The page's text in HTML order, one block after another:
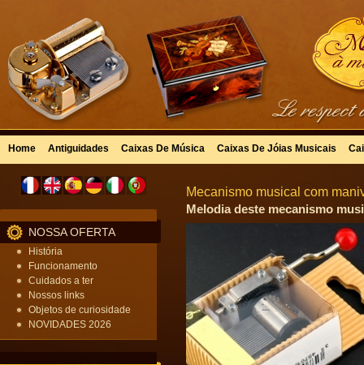
Home Antiguidades Caixas De Música Caixas De Jóias Musicais
NOSSA OFERTA
História
Funcionamento
Cuidados a ter
Nossos links
Objetos de curiosidade
NOVIDADES 2026
Mecanismo musical com
Melodia deste mecanismo